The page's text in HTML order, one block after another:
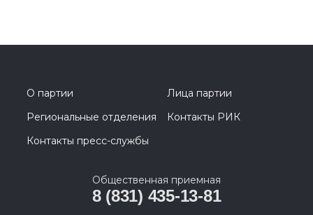
О партии
Лица партии
Региональные отделения
Контакты РИК
Контакты пресс-службы
Общественная приемная
8 (831) 435-13-81